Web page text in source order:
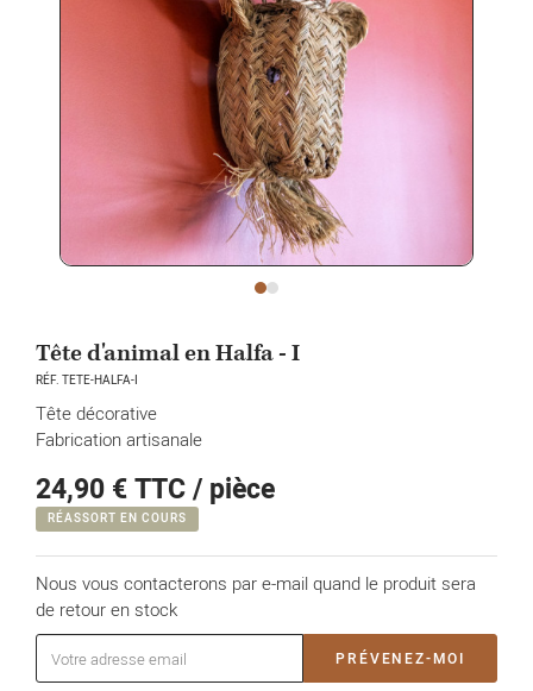
Tête d'animal en Halfa - I
RÉF. TETE-HALFA-I
Tête décorative
Fabrication artisanale
24,90 €TTC / pièce
RÉASSORT EN COURS
Nous vous contacterons par e-mail quand le produit sera
de retour en stock
PRÉVENEZ-MOI